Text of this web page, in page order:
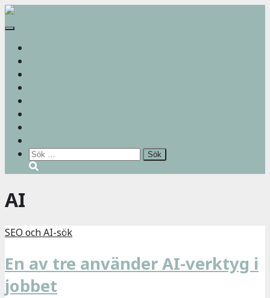
Slå
navigering
Sök
efter:
AI
SEO och AI-sök
En av tre använder AI-verktyg i
jobbet